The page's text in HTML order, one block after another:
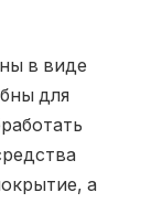
в виде
для
а